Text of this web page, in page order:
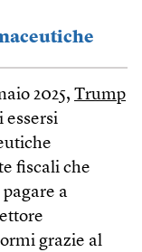
2025, Trump
essersi
fiscali che
a
grazie al